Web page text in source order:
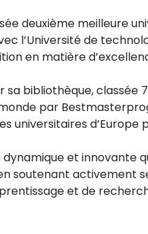
deuxième meilleure
l’Université de
en matière
sa bibliothèque, classée
par
universitaires d’Europe
et innovante
soutenant activement
et de